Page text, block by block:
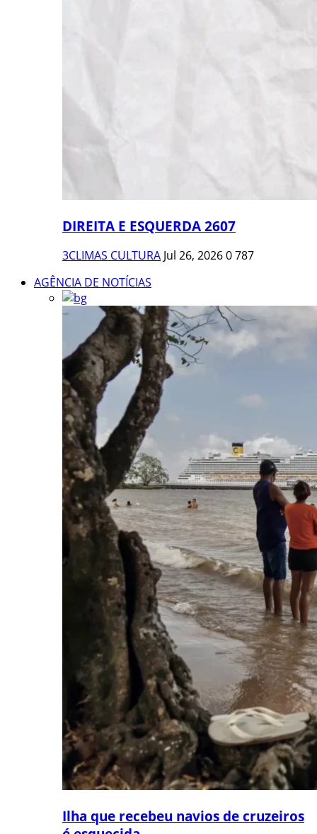
DIREITA E ESQUERDA 2607
3CLIMAS CULTURA Jul 26, 20260787
AGÊNCIA DE NOTÍCIAS
Ilha que recebeu navios de cruzeiros